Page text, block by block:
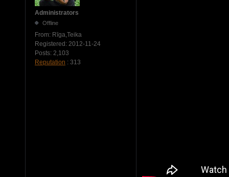
Administrators
Offline
From: Rīga,Teika
Registered: 2012-11-24
Posts: 2,103
Reputation : 313